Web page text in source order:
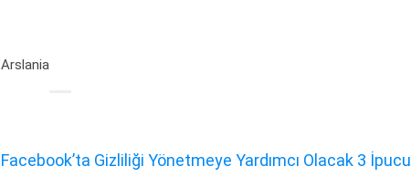
Arslania
Facebook’ta Gizliliği Yönetmeye Yardımcı Olacak 3 İpucu